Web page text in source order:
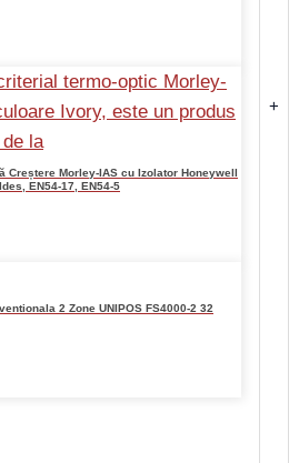
+
Creștere Morley-IAS cu Izolator Honeywell
EN54-17, EN54-5
2 Zone UNIPOS FS4000-2 32